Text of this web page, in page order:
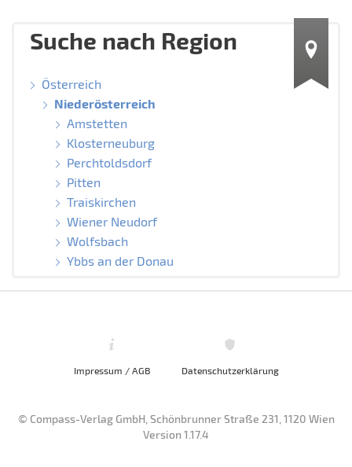
Suche nach Region
Österreich
Niederösterreich
Amstetten
Klosterneuburg
Perchtoldsdorf
Pitten
Traiskirchen
Wiener Neudorf
Wolfsbach
Ybbs an der Donau
Impressum / AGB Datenschutzerklärung
© Compass-Verlag GmbH, Schönbrunner Straße 231, 1120 Wien
Version 1.17.4